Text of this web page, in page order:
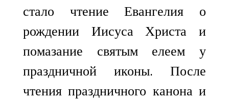
стало чтение Евангелия о
рождении Иисуса Христа и
помазание святым елеем у
праздничной иконы. После
чтения праздничного канона и